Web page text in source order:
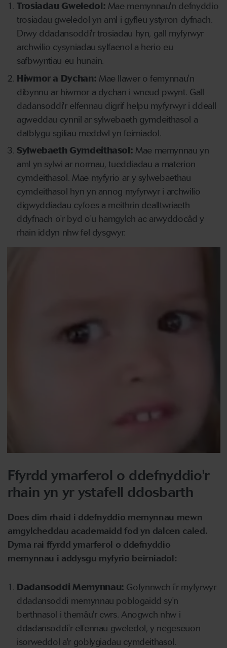
Trosiadau Gweledol: Mae memynnau'n defnyddio
trosiadau gweledol yn aml i gyfleu ystyron dyfnach.
Drwy ddadansoddi'r trosiadau hyn, gall myfyrwyr
archwilio cysyniadau sylfaenol a herio eu
safbwyntiau eu hunain.
Hiwmor a Dychan: Mae llawer o femynnau'n
dibynnu ar hiwmor a dychan i wneud pwynt. Gall
dadansoddi'r elfennau digrif helpu myfyrwyr i ddeall
agweddau cynnil ar sylwebaeth gymdeithasol a
datblygu sgiliau meddwl yn feirniadol.
Sylwebaeth Gymdeithasol: Mae memynnau yn
aml yn sylwi ar normau, tueddiadau a materion
cymdeithasol. Mae myfyrio ar y sylwebaethau
cymdeithasol hyn yn annog myfyrwyr i archwilio
digwyddiadau cyfoes a meithrin dealltwriaeth
ddyfnach o'r byd o'u hamgylch ac arwyddocâd y
rhain iddyn nhw fel dysgwyr.
Ffyrdd ymarferol o ddefnyddio'r
rhain yn yr ystafell ddosbarth
Does dim rhaid i ddefnyddio memynnau mewn
amgylcheddau academaidd fod yn dalcen caled.
Dyma rai ffyrdd ymarferol o ddefnyddio
memynnau i addysgu myfyrio beirniadol:
Dadansoddi Memynnau: Gofynnwch i'r myfyrwyr
ddadansoddi memynnau poblogaidd sy'n
berthnasol i themâu'r cwrs. Anogwch nhw i
ddadansoddi'r elfennau gweledol, y negeseuon
isorweddol a'r goblygiadau cymdeithasol.